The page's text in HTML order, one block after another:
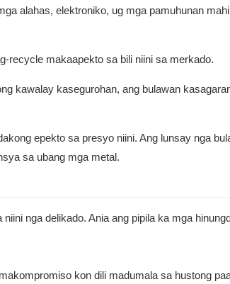
alahas, elektroniko, ug mga pamuhunan
recycle makaapekto sa bili niini sa merkado.
kawalay kasegurohan, ang bulawan
epekto sa presyo niini. Ang lunsay nga
sa ubang mga metal.
nga delikado. Ania ang pipila ka mga
kon dili madumala sa hustong